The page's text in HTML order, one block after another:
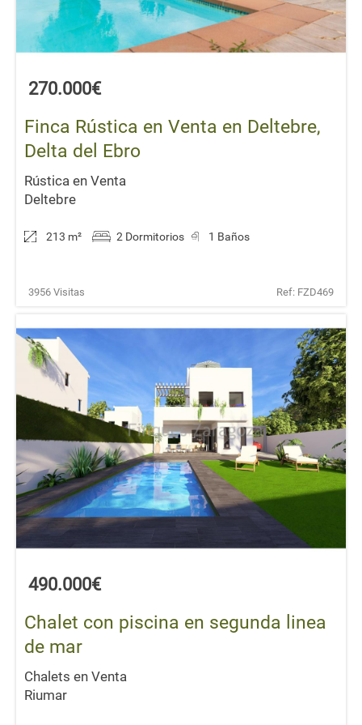
270.000€
Finca Rústica en Venta en Deltebre,
Delta del Ebro
Rústica en Venta
Deltebre
213 m² 2 Dormitorios 1 Baños
3956 Visitas Ref: FZD469
490.000€
Chalet con piscina en segunda linea
de mar
Chalets en Venta
Riumar